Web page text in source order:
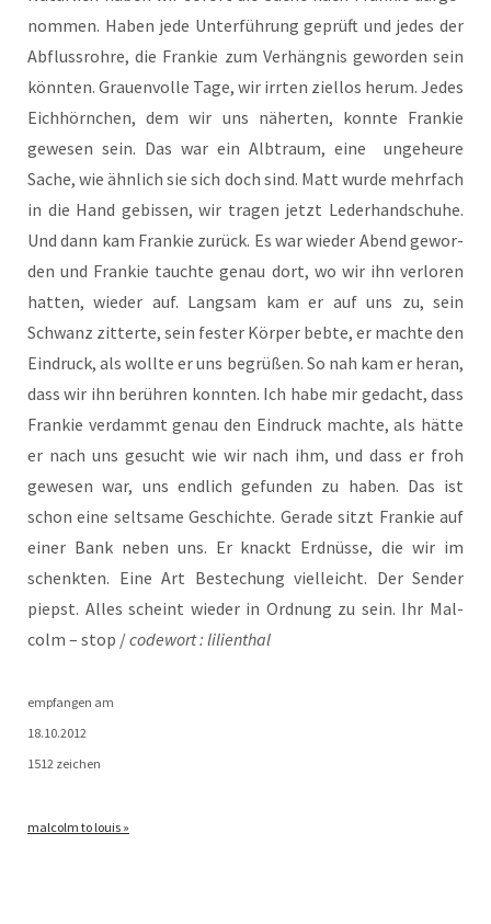
nom­men. Haben jede Unter­füh­rung geprüft und jedes der
Abfluss­roh­re, die Fran­kie zum Ver­häng­nis gewor­den sein
könn­ten. Grau­en­vol­le Tage, wir irr­ten ziel­los her­um. Jedes
Eich­hörn­chen, dem wir uns näher­ten, konn­te Fran­kie
gewe­sen sein. Das war ein Alb­traum, eine unge­heu­re
Sache, wie ähn­lich sie sich doch sind. Matt wur­de mehr­fach
in die Hand gebis­sen, wir tra­gen jetzt Leder­hand­schu­he.
Und dann kam Fran­kie zurück. Es war wie­der Abend gewor­
den und Fran­kie tauch­te genau dort, wo wir ihn ver­lo­ren
hat­ten, wie­der auf. Lang­sam kam er auf uns zu, sein
Schwanz zit­ter­te, sein fes­ter Kör­per beb­te, er mach­te den
Ein­druck, als woll­te er uns begrü­ßen. So nah kam er her­an,
dass wir ihn berüh­ren konn­ten. Ich habe mir gedacht, dass
Fran­kie ver­dammt genau den Ein­druck mach­te, als hät­te
er nach uns gesucht wie wir nach ihm, und dass er froh
gewe­sen war, uns end­lich gefun­den zu haben. Das ist
schon eine selt­sa­me Geschich­te. Gera­de sitzt Fran­kie auf
einer Bank neben uns. Er knackt Erd­nüs­se, die wir im
schenk­ten. Eine Art Bestechung viel­leicht. Der Sen­der
piepst. Alles scheint wie­der in Ord­nung zu sein. Ihr Mal­
colm – stop /code­wort : lilienthal
emp­fan­gen am
18.10.2012
1512 zeichen
mal­colm to louis »